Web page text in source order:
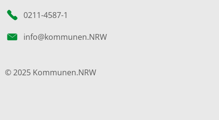
0211-4587-1
info@kommunen.NRW
© 2025 Kommunen.NRW